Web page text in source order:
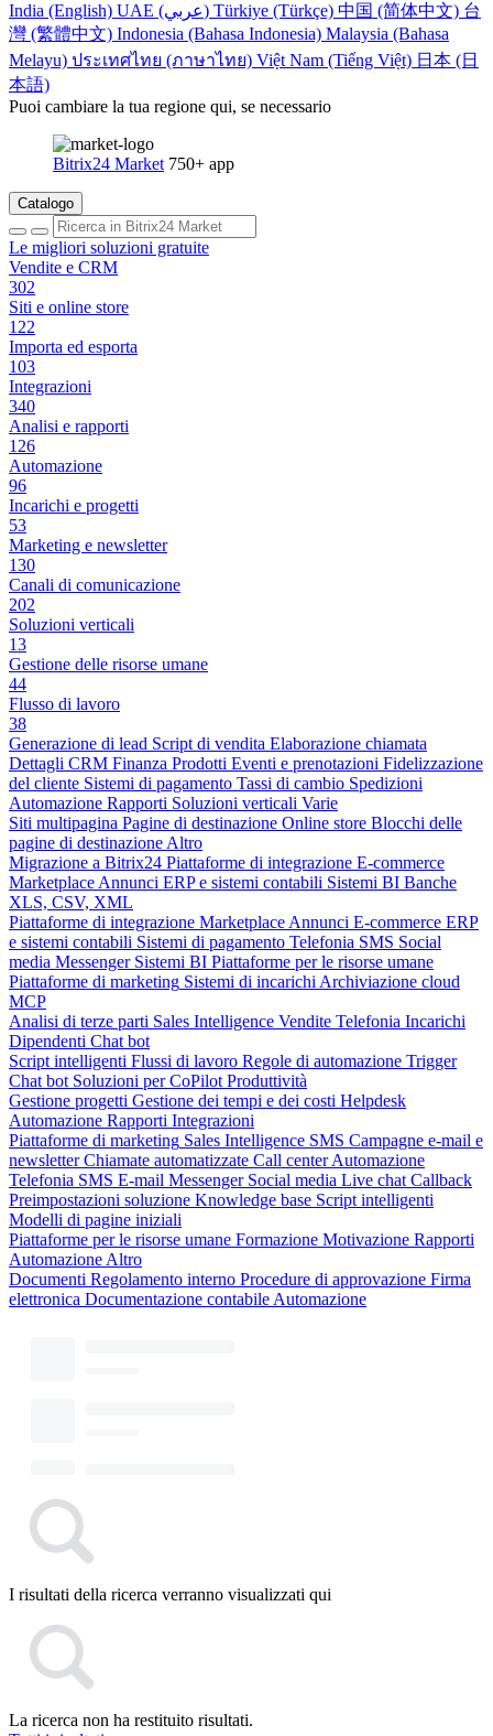
India (English)
UAE (عربي) Türkiye (Türkçe) 中国 (简体中文) 台
灣 (繁體中文) Indonesia (Bahasa Indonesia) Malaysia (Bahasa
Melayu) ประเทศไทย (ภาษาไทย) Việt Nam (Tiếng Việt) 日本 (日
本語)
Puoi cambiare la tua regione qui, se necessario
Bitrix24 Market 750+ app
Catalogo
Le migliori soluzioni gratuite
Vendite e CRM
302
Siti e online store
122
Importa ed esporta
103
Integrazioni
340
Analisi e rapporti
126
Automazione
96
Incarichi e progetti
53
Marketing e newsletter
130
Canali di comunicazione
202
Soluzioni verticali
13
Gestione delle risorse umane
44
Flusso di lavoro
38
Generazione di lead Script di vendita Elaborazione chiamata
Dettagli CRM Finanza Prodotti Eventi e prenotazioni Fidelizzazione
del cliente Sistemi di pagamento Tassi di cambio Spedizioni
Automazione Rapporti Soluzioni verticali Varie
Siti multipagina Pagine di destinazione Online store Blocchi delle
pagine di destinazione Altro
Migrazione a Bitrix24 Piattaforme di integrazione E-commerce
Marketplace Annunci ERP e sistemi contabili Sistemi BI Banche
XLS, CSV, XML
Piattaforme di integrazione Marketplace Annunci E-commerce ERP
e sistemi contabili Sistemi di pagamento Telefonia SMS Social
media Messenger Sistemi BI Piattaforme per le risorse umane
Piattaforme di marketing Sistemi di incarichi Archiviazione cloud
MCP
Analisi di terze parti Sales Intelligence Vendite Telefonia Incarichi
Dipendenti Chat bot
Script intelligenti Flussi di lavoro Regole di automazione Trigger
Chat bot Soluzioni per CoPilot Produttività
Gestione progetti Gestione dei tempi e dei costi Helpdesk
Automazione Rapporti Integrazioni
Piattaforme di marketing Sales Intelligence SMS Campagne e-mail e
newsletter Chiamate automatizzate Call center Automazione
Telefonia SMS E-mail Messenger Social media Live chat Callback
Preimpostazioni soluzione Knowledge base Script intelligenti
Modelli di pagine iniziali
Piattaforme per le risorse umane Formazione Motivazione Rapporti
Automazione Altro
Documenti Regolamento interno Procedure di approvazione Firma
elettronica Documentazione contabile Automazione
I risultati della ricerca verranno visualizzati qui
La ricerca non ha restituito risultati.